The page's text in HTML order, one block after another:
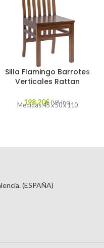
Silla Flamingo Barrotes
Verticales Rattan
198,20€ IVA Incl.
Medidas:45 x 50 x 110
(ESPAÑA)